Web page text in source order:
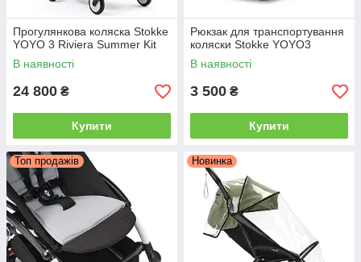
Прогулянкова коляска Stokke
YOYO 3 Riviera Summer Kit
В наявності
24 800 ₴
Купити
Рюкзак для транспортування
коляски Stokke YOYO3
В наявності
3 500 ₴
Купити
Топ продажів Новинка